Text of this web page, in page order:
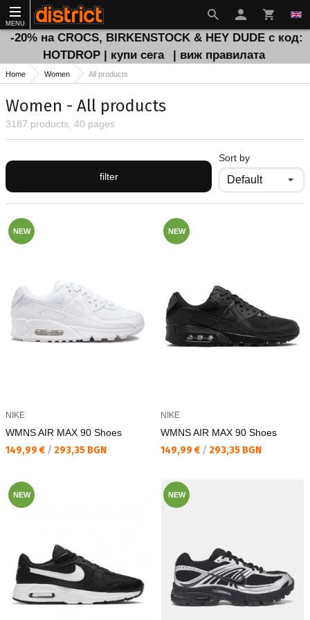
MENU
-20% на CROCS, BIRKENSTOCK & HEY DUDE с код:
HOTDROP | купи сега
| виж правилата
Home Women All products
Women - All products
3187 products, 40 pages
filter
Sort by
NEW
NIKE
WMNS AIR MAX 90 Shoes
Текуща цена:
149,99 € / 293,35 BGN
NEW
NIKE
WMNS AIR MAX 90 Shoes
Текуща цена:
149,99 € / 293,35 BGN
NEW NEW